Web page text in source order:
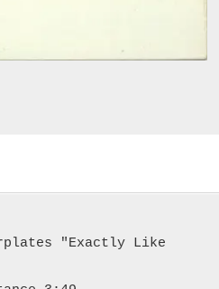
"Exactly Like